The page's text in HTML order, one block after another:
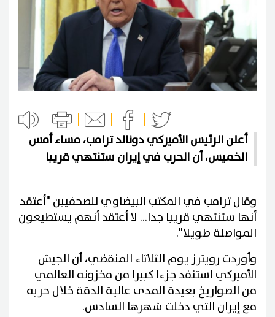
أعلن الرئيس الأميركي دونالد ترامب، مساء أمس
الخميس، أن الحرب في إيران ستنتهي قريبا
وقال ترامب في المكتب البيضاوي للصحفيين "أعتقد
أنها ستنتهي قريبا جدا... لا أعتقد أنهم يستطيعون
المواصلة طويلا".
وأوردت رويترز يوم الثلاثاء المنقضي، أن الجيش
الأميركي استنفد جزءا كبيرا من مخزونه العالمي
من الصواريخ بعيدة المدى عالية الدقة خلال حربه
مع إيران التي دخلت شهرها السادس.